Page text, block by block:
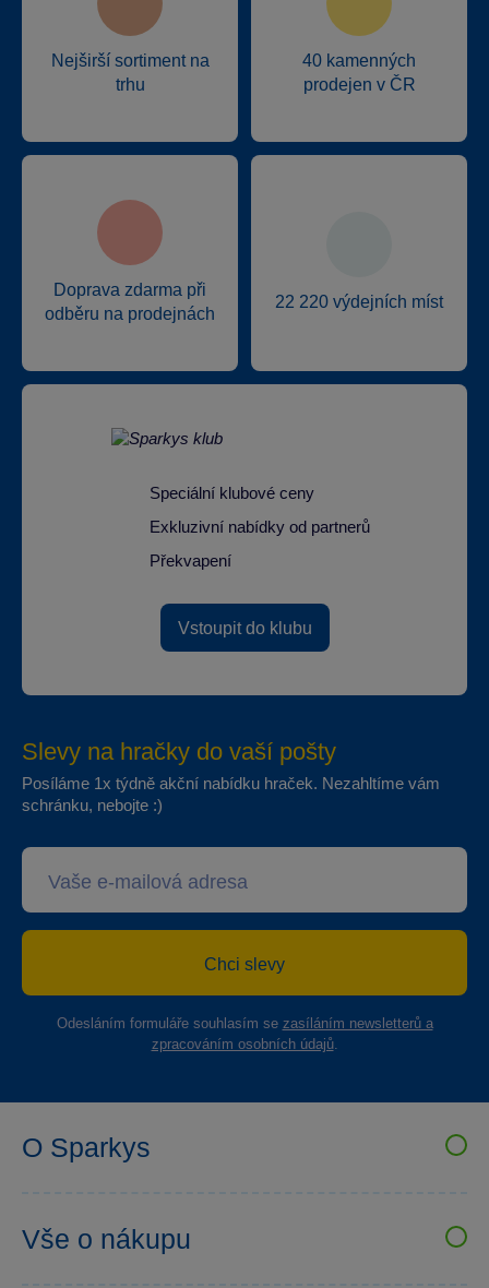
Nejširší sortiment na
trhu
40 kamenných
prodejen v ČR
Doprava zdarma při
odběru na prodejnách
22 220 výdejních míst
Speciální klubové ceny
Exkluzivní nabídky od partnerů
Překvapení
Vstoupit do klubu
Slevy na hračky do vaší pošty
Posíláme 1x týdně akční nabídku hraček. Nezahltíme vám
schránku, nebojte :)
Chci slevy
Odesláním formuláře souhlasím se zasíláním newsletterů a
zpracováním osobních údajů.
O Sparkys
Sparkys klub
Vše o nákupu